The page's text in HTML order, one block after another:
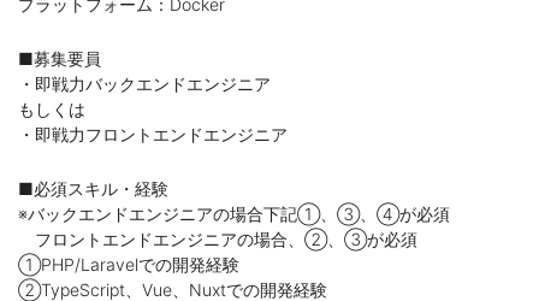
■募集要員
・即戦力バックエンドエンジニア
もしくは
・即戦力フロントエンドエンジニア
■必須スキル・経験
※バックエンドエンジニアの場合下記①、③、④が必須
フロントエンドエンジニアの場合、②、③が必須
①PHP/Laravelでの開発経験
②TypeScript、Vue、Nuxtでの開発経験